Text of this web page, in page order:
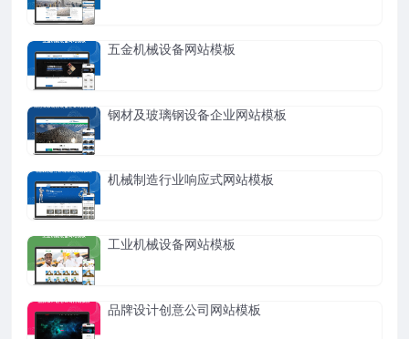
五金机械设备网站模板
钢材及玻璃钢设备企业网站模板
机械制造行业响应式网站模板
工业机械设备网站模板
品牌设计创意公司网站模板